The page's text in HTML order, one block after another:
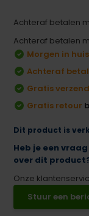
Achteraf betalen
Achteraf betalen
Morgen in huis
Achteraf
Gratis
Gratis retour
Dit product is
Heb je een vraag
over dit
Onze
Stuur een